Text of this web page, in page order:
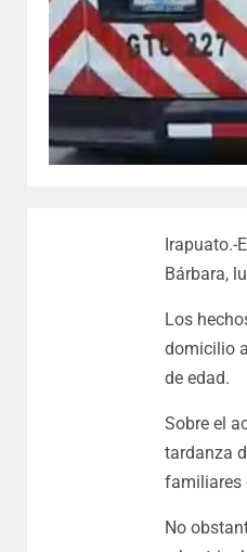
Irapuato.-
Bárbara,
Los
domicilio
de edad.
Sobre el
tardanza
familiares
No